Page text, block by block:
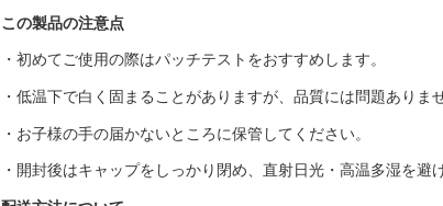
この製品の注意点
・初めてご使用の際はパッチテストをおすすめします。
・低温下で白く固まることがありますが、品質には問題ありま
・お子様の手の届かないところに保管してください。
・開封後はキャップをしっかり閉め、直射日光・高温多湿を避